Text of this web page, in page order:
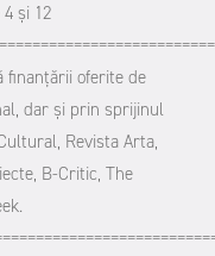
și 12
oferite de
dar şi prin sprijinul
Revista Arta,
B-Critic, The